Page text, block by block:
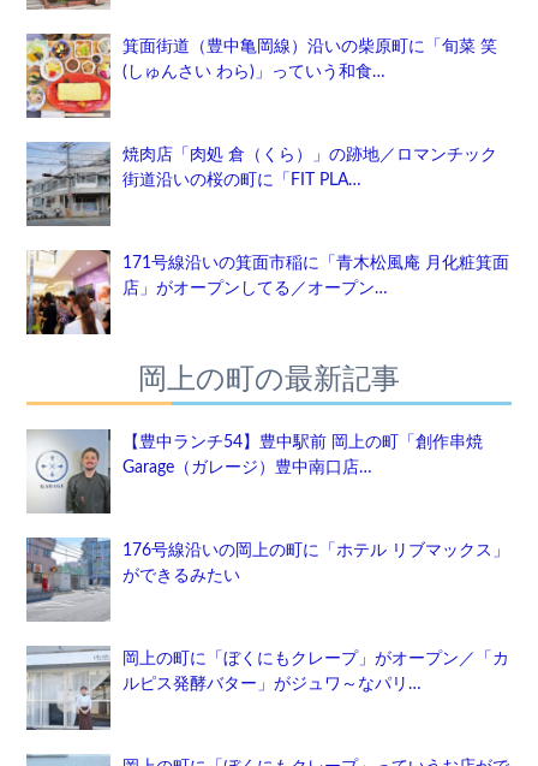
箕面街道（豊中亀岡線）沿いの柴原町に「旬菜 笑
(しゅんさい わら)」っていう和食…
焼肉店「肉処 倉（くら）」の跡地／ロマンチック
街道沿いの桜の町に「FIT PLA…
171号線沿いの箕面市稲に「青木松風庵 月化粧箕面
店」がオープンしてる／オープン…
岡上の町の最新記事
【豊中ランチ54】豊中駅前 岡上の町「創作串焼
Garage（ガレージ）豊中南口店…
176号線沿いの岡上の町に「ホテル リブマックス」
ができるみたい
岡上の町に「ぼくにもクレープ」がオープン／「カ
ルピス発酵バター」がジュワ～なパリ…